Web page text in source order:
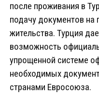
после проживания в
подачу документов на
жительства. Турция
возможность
упрощенной системе
необходимых
странами Евросоюза.